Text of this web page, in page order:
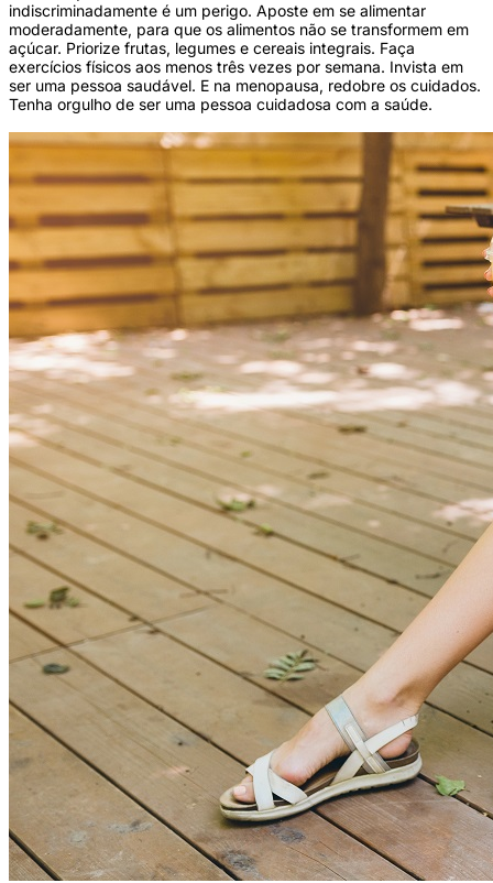
indiscriminadamente é um perigo. Aposte em se alimentar
moderadamente, para que os alimentos não se transformem em
açúcar. Priorize frutas, legumes e cereais integrais. Faça
exercícios físicos aos menos três vezes por semana. Invista em
ser uma pessoa saudável. E na menopausa, redobre os cuidados.
Tenha orgulho de ser uma pessoa cuidadosa com a saúde.